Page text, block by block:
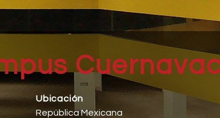
Ubicación
RepúblicaMexicana